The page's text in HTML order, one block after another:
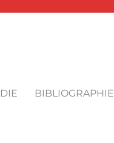
BIBLIOGRAPHIE